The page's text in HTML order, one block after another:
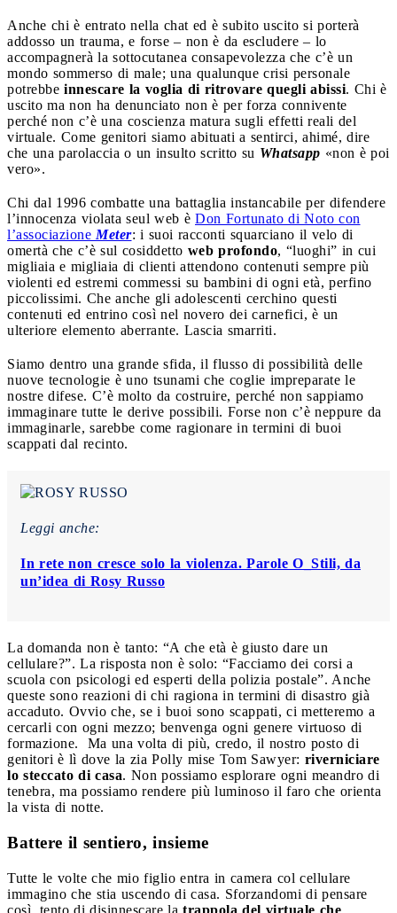
Anche chi è entrato nella chat ed è subito uscito si porterà
addosso un trauma, e forse – non è da escludere – lo
accompagnerà la sottocutanea consapevolezza che c’è un
mondo sommerso di male; una qualunque crisi personale
potrebbe innescare la voglia di ritrovare quegli abissi. Chi è
uscito ma non ha denunciato non è per forza connivente
perché non c’è una coscienza matura sugli effetti reali del
virtuale. Come genitori siamo abituati a sentirci, ahimé, dire
che una parolaccia o un insulto scritto su Whatsapp «non è poi
vero».
Chi dal 1996 combatte una battaglia instancabile per difendere
l’innocenza violata seul web è Don Fortunato di Noto con
l’associazione Meter: i suoi racconti squarciano il velo di
omertà che c’è sul cosiddetto web profondo, “luoghi” in cui
migliaia e migliaia di clienti attendono contenuti sempre più
violenti ed estremi commessi su bambini di ogni età, perfino
piccolissimi. Che anche gli adolescenti cerchino questi
contenuti ed entrino così nel novero dei carnefici, è un
ulteriore elemento aberrante. Lascia smarriti.
Siamo dentro una grande sfida, il flusso di possibilità delle
nuove tecnologie è uno tsunami che coglie impreparate le
nostre difese. C’è molto da costruire, perché non sappiamo
immaginare tutte le derive possibili. Forse non c’è neppure da
immaginarle, sarebbe come ragionare in termini di buoi
scappati dal recinto.
Leggi anche:
In rete non cresce solo la violenza. Parole O_Stili, da
un’idea di Rosy Russo
La domanda non è tanto: “A che età è giusto dare un
cellulare?”. La risposta non è solo: “Facciamo dei corsi a
scuola con psicologi ed esperti della polizia postale”. Anche
queste sono reazioni di chi ragiona in termini di disastro già
accaduto. Ovvio che, se i buoi sono scappati, ci metteremo a
cercarli con ogni mezzo; benvenga ogni genere virtuoso di
formazione. Ma una volta di più, credo, il nostro posto di
genitori è lì dove la zia Polly mise Tom Sawyer: riverniciare
lo steccato di casa. Non possiamo esplorare ogni meandro di
tenebra, ma possiamo rendere più luminoso il faro che orienta
la vista di notte.
Battere il sentiero, insieme
Tutte le volte che mio figlio entra in camera col cellulare
immagino che stia uscendo di casa. Sforzandomi di pensare
così, tento di disinnescare la trappola del virtuale che